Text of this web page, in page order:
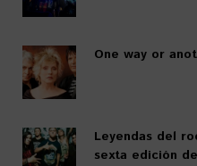
One way or
Leyendas del
sexta edición